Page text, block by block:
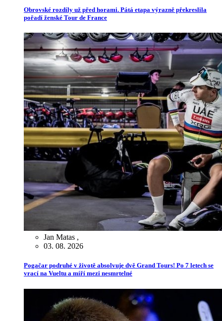
Obrovské rozdíly už před horami. Pátá etapa výrazně překreslila
pořadí ženské Tour de France
Jan Matas ,
03. 08. 2026
Pogačar podruhé v životě absolvuje dvě Grand Tours! Po 7 letech se
vrací na Vueltu a míří mezi nesmrtelné